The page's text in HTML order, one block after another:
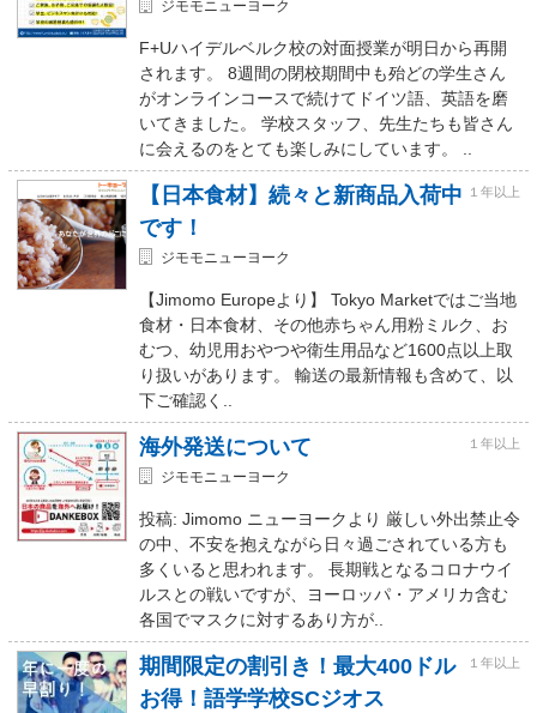
ジモモニューヨーク
F+Uハイデルベルク校の対面授業が明日から再開
されます。 8週間の閉校期間中も殆どの学生さん
がオンラインコースで続けてドイツ語、英語を磨
いてきました。 学校スタッフ、先生たちも皆さん
に会えるのをとても楽しみにしています。 ..
【日本食材】続々と新商品入荷中
です！
１年以上
ジモモニューヨーク
【Jimomo Europeより】 Tokyo Marketではご当地
食材・日本食材、その他赤ちゃん用粉ミルク、お
むつ、幼児用おやつや衛生用品など1600点以上取
り扱いがあります。 輸送の最新情報も含めて、以
下ご確認く..
海外発送について １年以上
ジモモニューヨーク
投稿: Jimomo ニューヨークより 厳しい外出禁止令
の中、不安を抱えながら日々過ごされている方も
多くいると思われます。 長期戦となるコロナウイ
ルスとの戦いですが、ヨーロッパ・アメリカ含む
各国でマスクに対するあり方が..
期間限定の割引き！最大400ドル
お得！語学学校SCジオス
１年以上